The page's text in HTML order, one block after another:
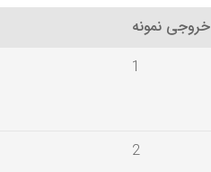
خروجی نمونه
1
2